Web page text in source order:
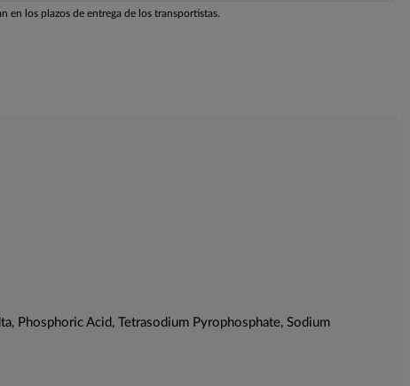
en los plazos de entrega de los transportistas.
Phosphoric Acid, Tetrasodium Pyrophosphate, Sodium